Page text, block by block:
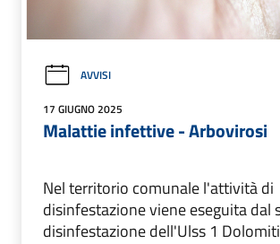
AVVISI
17 GIUGNO 2025
Malattie infettive - Arbovirosi
Nel territorio comunale l'attività di
disinfestazione viene eseguita dal
disinfestazione dell'Ulss 1 Dolomiti